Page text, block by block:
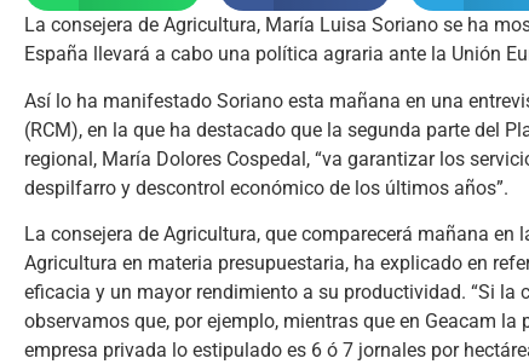
La consejera de Agricultura, María Luisa Soriano se ha
España llevará a cabo una política agraria ante la Unión
Así lo ha manifestado Soriano esta mañana en una
(RCM), en la que ha destacado que la segunda parte del
regional, María Dolores Cospedal, “va garantizar los
despilfarro y descontrol económico de los últimos años”.
La consejera de Agricultura, que comparecerá mañana
Agricultura en materia presupuestaria, ha explicado en
eficacia y un mayor rendimiento a su productividad. “Si
observamos que, por ejemplo, mientras que en Geacam
empresa privada lo estipulado es 6 ó 7 jornales por